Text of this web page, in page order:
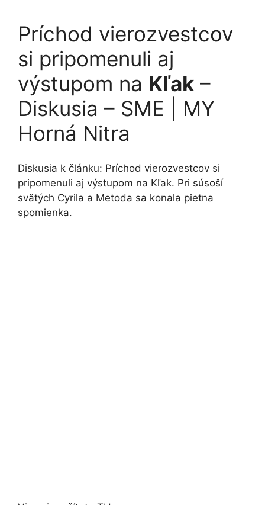
Príchod vierozvestcov
si pripomenuli aj
výstupom na Kľak –
Diskusia – SME | MY
Horná Nitra
Diskusia k článku: Príchod vierozvestcov si
pripomenuli aj výstupom na Kľak. Pri súsoší
svätých Cyrila a Metoda sa konala pietna
spomienka.